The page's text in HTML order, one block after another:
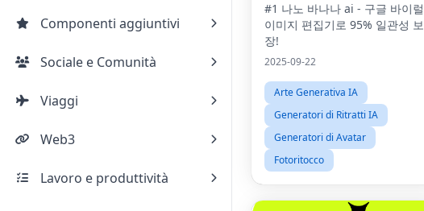
Componenti aggiuntivi
Sociale e Comunità
Viaggi
Web3
Lavoro e produttività
#1 나노 바나나 ai - 구글 바이럴
이미지 편집기로 95% 일관성 보
장!
2025-09-22
Arte Generativa IA
Generatori di Ritratti IA
Generatori di Avatar
Fotoritocco